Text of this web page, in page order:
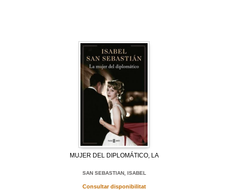
MUJER DEL DIPLOMÁTICO, LA
SAN SEBASTIAN, ISABEL
Consultar disponibilitat